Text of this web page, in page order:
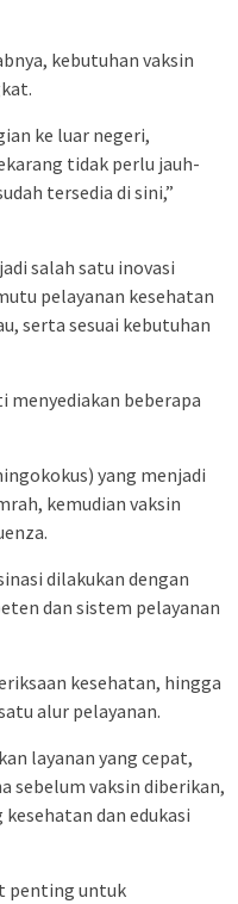
kebutuhan vaksin
ke luar negeri,
tidak perlu jauh-
tersedia di sini,”
salah satu inovasi
pelayanan kesehatan
serta sesuai kebutuhan
menyediakan beberapa
yang menjadi
kemudian vaksin
dilakukan dengan
dan sistem pelayanan
kesehatan, hingga
alur pelayanan.
layanan yang cepat,
sebelum vaksin diberikan,
dan edukasi
penting untuk